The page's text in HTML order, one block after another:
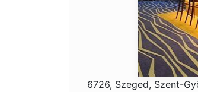
6726, Szeged, Szent-